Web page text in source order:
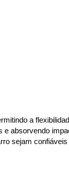
a
absorvendo
sejam